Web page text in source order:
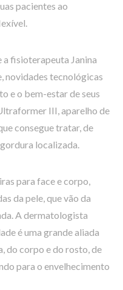
pacientes ao
fisioterapeuta Janina
novidades tecnológicas
e o bem-estar de seus
III, aparelho de
consegue tratar, de
localizada.
para face e corpo,
da pele, que vão da
A dermatologista
é uma grande aliada
do corpo e do rosto, de
para o envelhecimento